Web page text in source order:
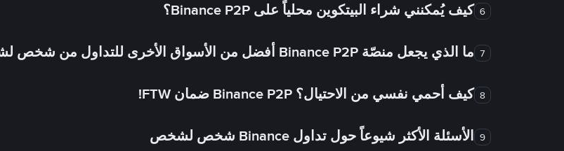
6 كيف يُمكنني شراء البيتكوين محلياً على Binance P2P؟
7 ما الذي يجعل منصّة Binance P2P أفضل من الأسواق الأخرى للتداول من شخص لشخص؟
8 كيف أحمي نفسي من الاحتيال؟ Binance P2P ضمان FTW!
9 الأسئلة الأكثر شيوعاً حول تداول Binance شخص لشخص